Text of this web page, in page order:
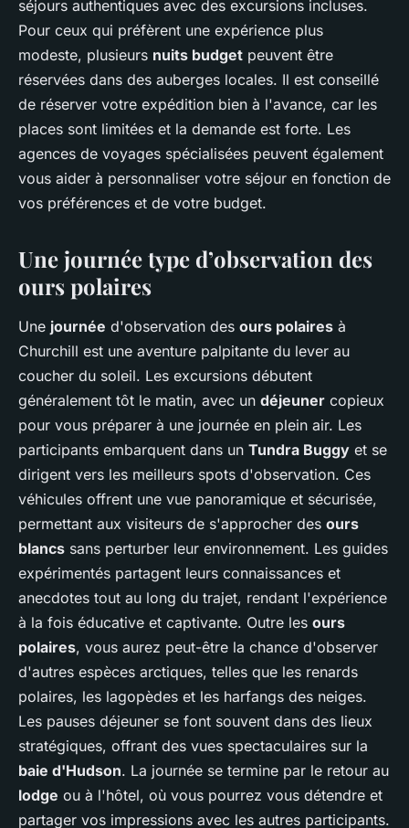
séjours authentiques avec des excursions incluses.
Pour ceux qui préfèrent une expérience plus
modeste, plusieurs nuits budget peuvent être
réservées dans des auberges locales. Il est conseillé
de réserver votre expédition bien à l'avance, car les
places sont limitées et la demande est forte. Les
agences de voyages spécialisées peuvent également
vous aider à personnaliser votre séjour en fonction de
vos préférences et de votre budget.
Une journée type d’observation des
ours polaires
Une journée d'observation des ours polaires à
Churchill est une aventure palpitante du lever au
coucher du soleil. Les excursions débutent
généralement tôt le matin, avec un déjeuner copieux
pour vous préparer à une journée en plein air. Les
participants embarquent dans un Tundra Buggy et se
dirigent vers les meilleurs spots d'observation. Ces
véhicules offrent une vue panoramique et sécurisée,
permettant aux visiteurs de s'approcher des ours
blancs sans perturber leur environnement. Les guides
expérimentés partagent leurs connaissances et
anecdotes tout au long du trajet, rendant l'expérience
à la fois éducative et captivante. Outre les ours
polaires, vous aurez peut-être la chance d'observer
d'autres espèces arctiques, telles que les renards
polaires, les lagopèdes et les harfangs des neiges.
Les pauses déjeuner se font souvent dans des lieux
stratégiques, offrant des vues spectaculaires sur la
baie d'Hudson. La journée se termine par le retour au
lodge ou à l'hôtel, où vous pourrez vous détendre et
partager vos impressions avec les autres participants.